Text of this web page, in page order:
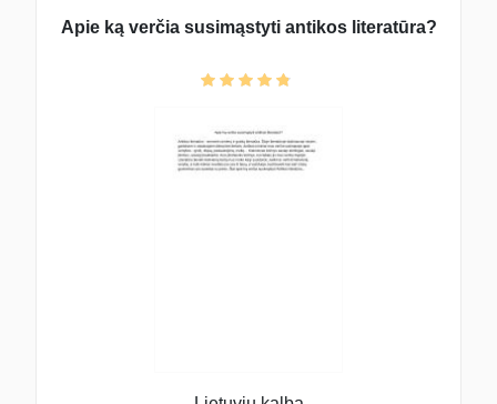
Apie ką verčia susimąstyti antikos literatūra?